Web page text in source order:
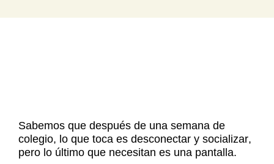
Sabemos que después de una semana de
colegio, lo que toca es desconectar y socializar,
pero lo último que necesitan es una pantalla.